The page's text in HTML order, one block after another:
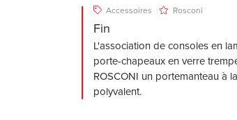
Accessoires Rosconi
Fin
L'association de consoles en
porte-chapeaux en verre
ROSCONI un portemanteau à
polyvalent.